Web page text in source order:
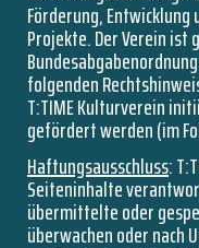
Förderung,
Projekte. Der Verein ist
folgenden
T:TIME Kulturverein
gefördert werden (im
Haftungsausschluss:
Seiteninhalte
übermittelte oder
überwachen oder nach